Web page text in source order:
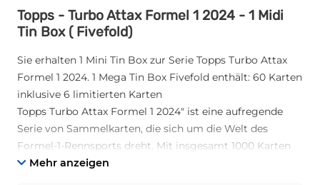
Topps - Turbo Attax Formel 1 2024 - 1 Midi
Tin Box ( Fivefold)
Sie erhalten 1 Mini Tin Box zur Serie Topps Turbo Attax
Formel 1 2024. 1 Mega Tin Box Fivefold enthält: 60 Karten
inklusive 6 limitierten Karten
Topps Turbo Attax Formel 1 2024" ist eine aufregende
Serie von Sammelkarten, die sich um die Welt des
Formel-1-Rennsports dreht. Mit insgesamt 1000 Karten
bietet die Serie den Fans eine Vielzahl von Fahrern,
Mehr anzeigen